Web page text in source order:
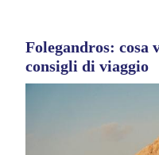
Folegandros: cosa
consigli di viaggio